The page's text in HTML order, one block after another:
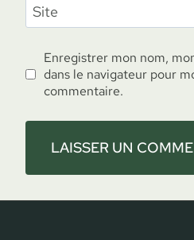
Site
Enregistrer mon nom,
dans le navigateur pour
commentaire.